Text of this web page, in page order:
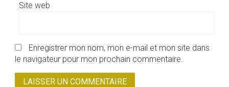
Site web
Enregistrer mon nom, mon e-mail et mon site dans
le navigateur pour mon prochain commentaire.